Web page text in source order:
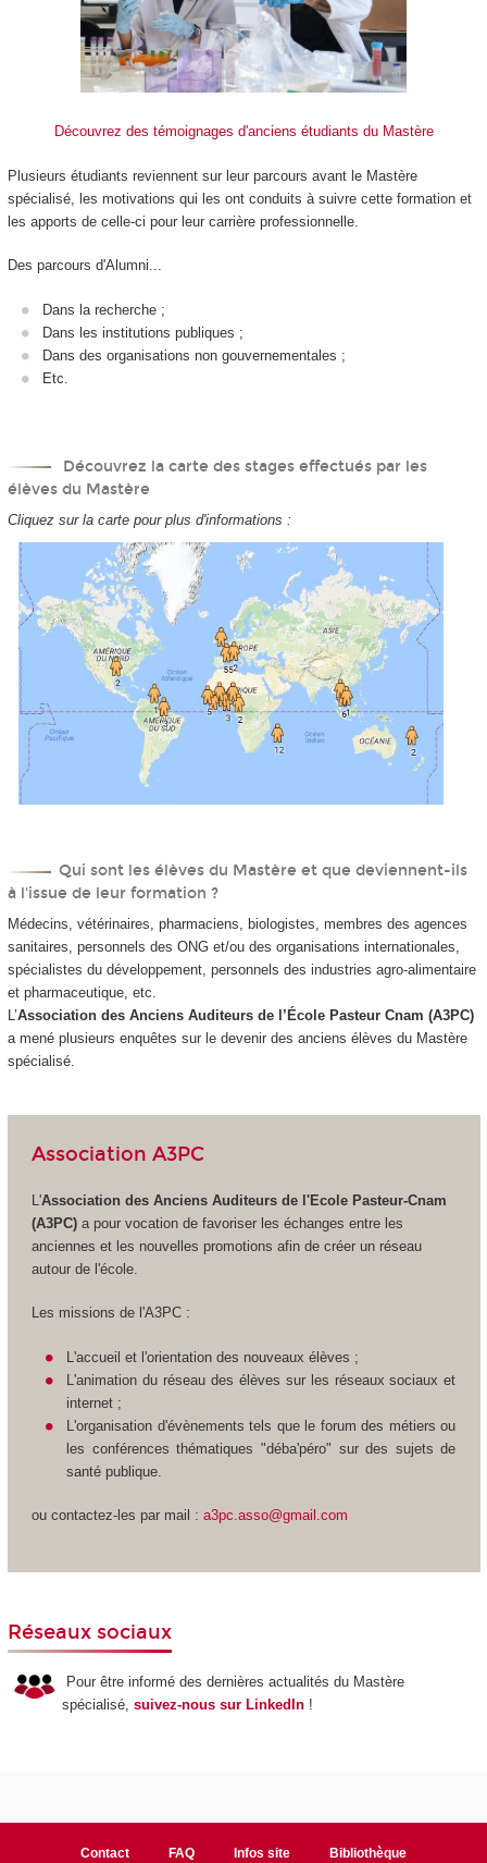
Découvrez des témoignages d'anciens étudiants du Mastère
Plusieurs étudiants reviennent sur leur parcours avant le Mastère
spécialisé, les motivations qui les ont conduits à suivre cette formation et
les apports de celle-ci pour leur carrière professionnelle.
Des parcours d'Alumni...
Dans la recherche ;
Dans les institutions publiques ;
Dans des organisations non gouvernementales ;
Etc.
Découvrez la carte des stages effectués par les
élèves du Mastère
Cliquez sur la carte pour plus d'informations :
Qui sont les élèves du Mastère et que deviennent-ils
à l'issue de leur formation ?
Médecins, vétérinaires, pharmaciens, biologistes, membres des agences
sanitaires, personnels des ONG et/ou des organisations internationales,
spécialistes du développement, personnels des industries agro-alimentaire
et pharmaceutique, etc.
L’Association des Anciens Auditeurs de l’École Pasteur Cnam (A3PC)
a mené plusieurs enquêtes sur le devenir des anciens élèves du Mastère
spécialisé.
Association A3PC
L'Association des Anciens Auditeurs de l'Ecole Pasteur-Cnam
(A3PC)a pour vocation de favoriser les échanges entre les
anciennes et les nouvelles promotions afin de créer un réseau
autour de l'école.
Les missions de l'A3PC :
L'accueil et l'orientation des nouveaux élèves ;
L'animation du réseau des élèves sur les réseaux sociaux et
internet ;
L'organisation d'évènements tels que le forum des métiers ou
les conférences thématiques "déba'péro" sur des sujets de
santé publique.
ou contactez-les par mail : a3pc.asso@gmail.com
Réseaux sociaux
Pour être informé des dernières actualités du Mastère
spécialisé, suivez-nous sur LinkedIn!
Contact FAQ Infos site Bibliothèque